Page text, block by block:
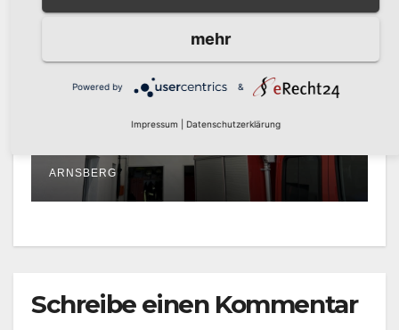
Landesweiter Warntag am
Donnerstag, 12. März 2026
ARNSBERG
Schreibe einen Kommentar
mehr
Powered by &
Impressum Datenschutzerklärung